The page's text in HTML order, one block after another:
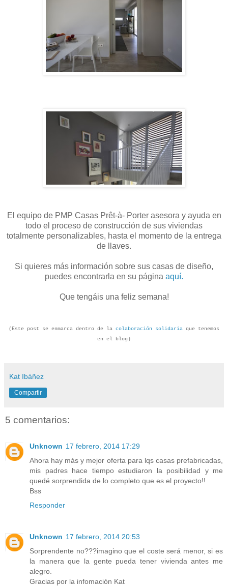
El equipo de PMP Casas Prêt-à- Porter asesora y ayuda en
todo el proceso de construcción de sus viviendas
totalmente personalizables, hasta el momento de la entrega
de llaves.
Si quieres más información sobre sus casas de diseño,
puedes encontrarla en su página aquí.
Que tengáis una feliz semana!
(Este post se enmarca dentro de la colaboración solidaria que tenemos
en el blog)
Kat Ibáñez
Compartir
5 comentarios:
Unknown 17 febrero, 2014 17:29
Ahora hay más y mejor oferta para lqs casas prefabricadas,
mis padres hace tiempo estudiaron la posibilidad y me
quedé sorprendida de lo completo que es el proyecto!!
Bss
Responder
Unknown 17 febrero, 2014 20:53
Sorprendente no???imagino que el coste será menor, si es
la manera que la gente pueda tener vivienda antes me
alegro.
Gracias por la infomación Kat